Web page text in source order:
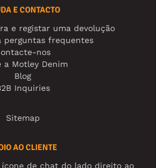
E CONTACTO
e registar uma devolução
perguntas frequentes
nos
a Motley Denim
Blog
Inquiries
Sitemap
AO CLIENTE
de chat do lado direito ao